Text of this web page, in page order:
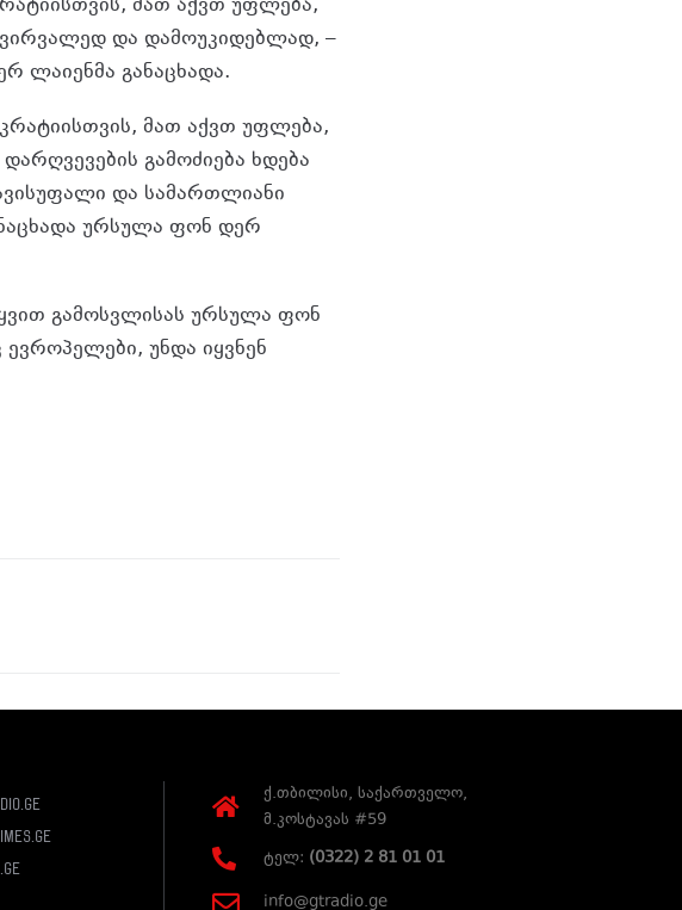
და დამოუკიდებლად, –
ლაიენმა განაცხადა.
მათ აქვთ უფლება,
გამოძიება ხდება
და სამართლიანი
ურსულა ფონ დერ
გამოსვლისას ურსულა ფონ
უნდა იყვნენ
ქ.თბილისი, საქართველო,
მ.კოსტავას #59
ტელ: (0322) 2 81 01 01
info@gtradio.ge